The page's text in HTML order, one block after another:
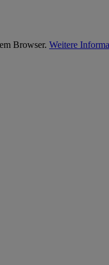
Browser. Weitere